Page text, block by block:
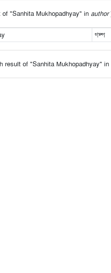
"Sanhita Mukhopadhyay" in author
গল্প
result of "Sanhita Mukhopadhyay" in